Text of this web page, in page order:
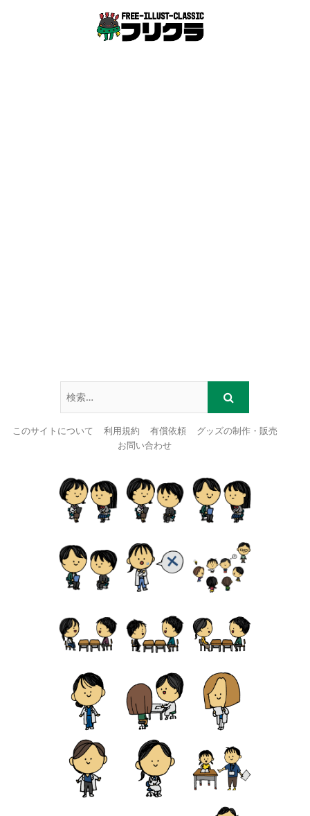
このサイトについて 利用規約 有償依頼
グッズの制作・販売
お問い合わせ
content